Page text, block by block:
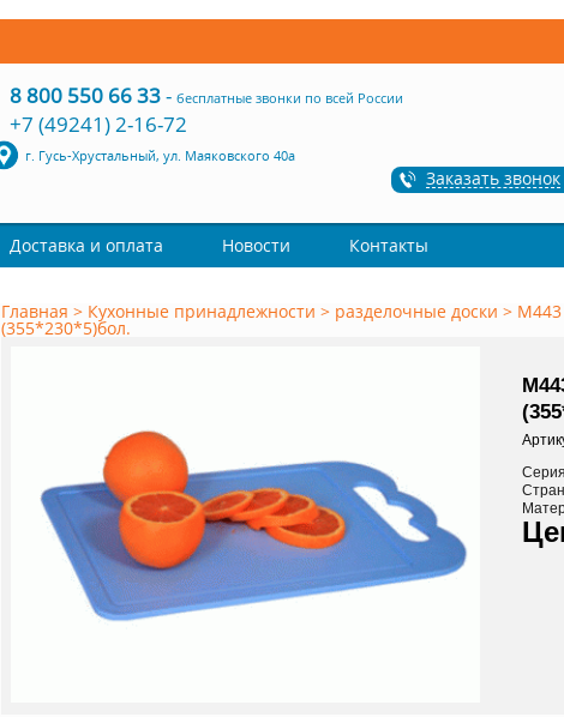
8 800 550 66 33- бесплатные звонки по всей России
+7 (49241) 2-16-72
г. Гусь-Хрустальный, ул. Маяковского 40а
Заказать звонок
Доставка и оплата Новости Контакты
Главная > Кухонные принадлежности > разделочные доски > М443
(355*230*5)бол.